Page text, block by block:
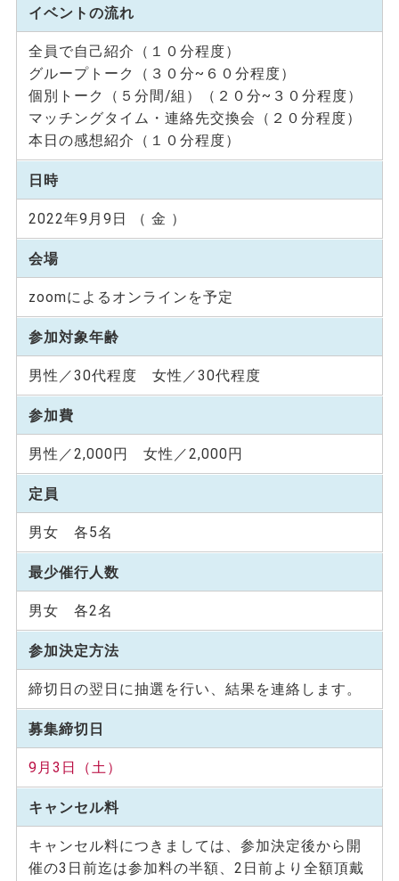
イベントの流れ
全員で自己紹介（１０分程度）
グループトーク（３０分~６０分程度）
個別トーク（５分間/組）（２０分~３０分程度）
マッチングタイム・連絡先交換会（２０分程度）
本日の感想紹介（１０分程度）
日時
2022年9月9日 （ 金 ）
会場
zoomによるオンラインを予定
参加対象年齢
男性／30代程度 女性／30代程度
参加費
男性／2,000円 女性／2,000円
定員
男女 各5名
最少催行人数
男女 各2名
参加決定方法
締切日の翌日に抽選を行い、結果を連絡します。
募集締切日
9月3日（土）
キャンセル料
キャンセル料につきましては、参加決定後から開
催の3日前迄は参加料の半額、2日前より全額頂戴